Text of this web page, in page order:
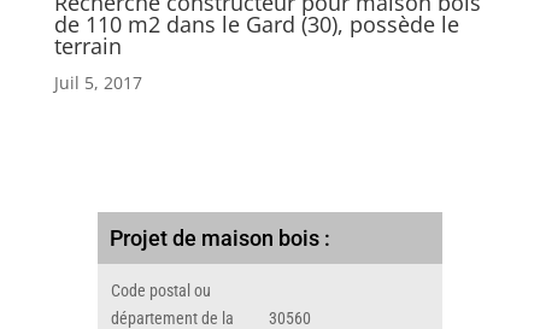
de 110 m2 dans le Gard (30), possède le
terrain
Juil 5, 2017
Projet de maison bois :
Code postal ou
département de la
30560